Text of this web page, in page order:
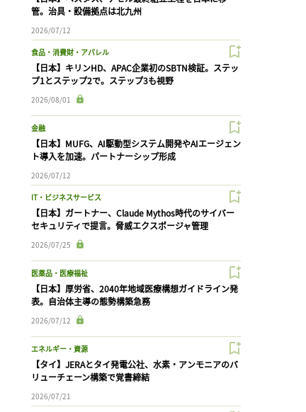
管。治具・設備拠点は北九州
2026/07/12
食品・消費財・アパレル
【日本】キリンHD、APAC企業初のSBTN検証。ステッ
プ1とステップ2で。ステップ3も視野
2026/08/01
金融
【日本】MUFG、AI駆動型システム開発やAIエージェン
ト導入を加速。パートナーシップ形成
2026/07/12
IT・ビジネスサービス
【日本】ガートナー、Claude Mythos時代のサイバー
セキュリティで提言。脅威エクスポージャ管理
2026/07/25
医薬品・医療福祉
【日本】厚労省、2040年地域医療構想ガイドライン発
表。自治体主導の態勢構築急務
2026/07/12
エネルギー・資源
【タイ】JERAとタイ発電公社、水素・アンモニアのバ
リューチェーン構築で覚書締結
2026/07/21